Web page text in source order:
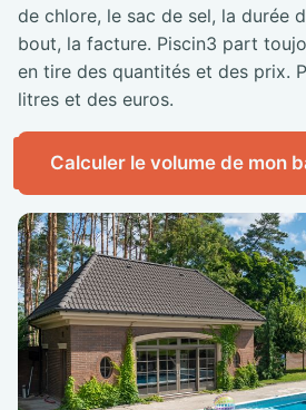
de chlore, le sac de sel, la durée
bout, la facture. Piscin3 part
en tire des quantités et des prix.
litres et des euros.
Calculer le volume de mon